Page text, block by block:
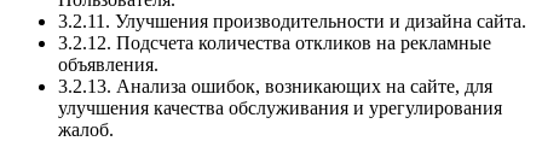
3.2.11. Улучшения производительности и дизайна сайта.
3.2.12. Подсчета количества откликов на рекламные
объявления.
3.2.13. Анализа ошибок, возникающих на сайте, для
улучшения качества обслуживания и урегулирования
жалоб.